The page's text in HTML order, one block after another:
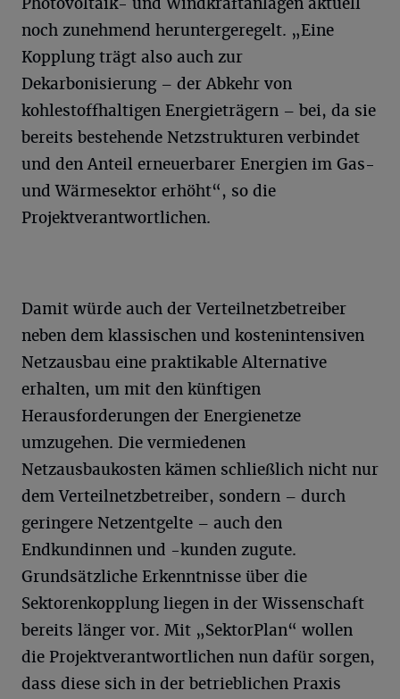
noch zunehmend heruntergeregelt. „Eine
Kopplung trägt also auch zur
Dekarbonisierung – der Abkehr von
kohlestoffhaltigen Energieträgern – bei, da sie
bereits bestehende Netzstrukturen verbindet
und den Anteil erneuerbarer Energien im Gas-
und Wärmesektor erhöht“, so die
Projektverantwortlichen.
Damit würde auch der Verteilnetzbetreiber
neben dem klassischen und kostenintensiven
Netzausbau eine praktikable Alternative
erhalten, um mit den künftigen
Herausforderungen der Energienetze
umzugehen. Die vermiedenen
Netzausbaukosten kämen schließlich nicht nur
dem Verteilnetzbetreiber, sondern – durch
geringere Netzentgelte – auch den
Endkundinnen und -kunden zugute.
Grundsätzliche Erkenntnisse über die
Sektorenkopplung liegen in der Wissenschaft
bereits länger vor. Mit „SektorPlan“ wollen
die Projektverantwortlichen nun dafür sorgen,
dass diese sich in der betrieblichen Praxis